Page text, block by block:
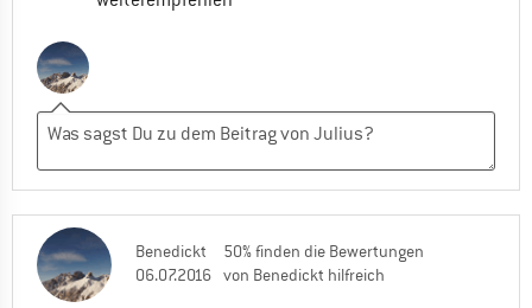
Benedickt
06.07.2016
50% finden die Bewertungen
von Benedickt hilfreich